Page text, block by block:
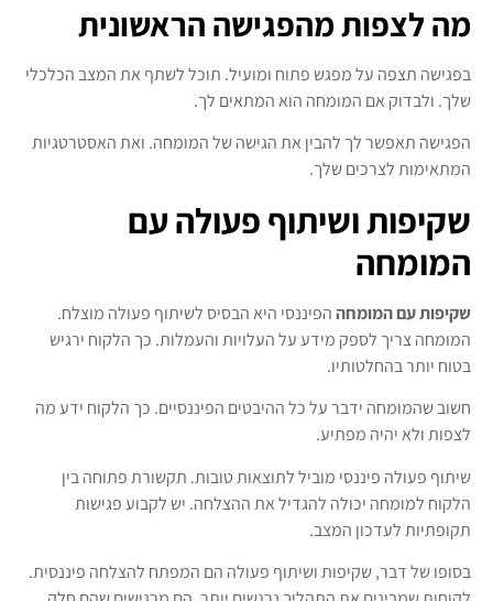
מה לצפות מהפגישה הראשונית
בפגישה תצפה על מפגש פתוח ומועיל. תוכל לשתף את המצב הכלכלי
שלך. ולבדוק אם המומחה הוא המתאים לך.
הפגישה תאפשר לך להבין את הגישה של המומחה. ואת האסטרטגיות
המתאימות לצרכים שלך.
שקיפות ושיתוף פעולה עם
המומחה
שקיפות עם המומחההפיננסי היא הבסיס לשיתוף פעולה מוצלח.
המומחה צריך לספק מידע על העלויות והעמלות. כך הלקוח ירגיש
בטוח יותר בהחלטותיו.
חשוב שהמומחה ידבר על כל ההיבטים הפיננסיים. כך הלקוח ידע מה
לצפות ולא יהיה מפתיע.
שיתוף פעולה פיננסי מוביל לתוצאות טובות. תקשורת פתוחה בין
הלקוח למומחה יכולה להגדיל את ההצלחה. יש לקבוע פגישות
תקופתיות לעדכון המצב.
בסופו של דבר, שקיפות ושיתוף פעולה הם המפתח להצלחה פיננסית.